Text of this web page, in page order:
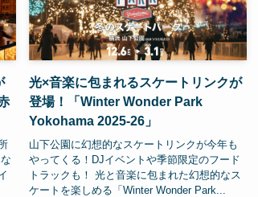
光×音楽に包まれるスケートリンクが
登場！「Winter Wonder Park
Yokohama 2025-26」
山下公園に幻想的なスケートリンクが今年も
やってくる！DJイベントや季節限定のフード
トラックも！ 光と音楽に包まれた幻想的なス
ケートを楽しめる「Winter Wonder Park...